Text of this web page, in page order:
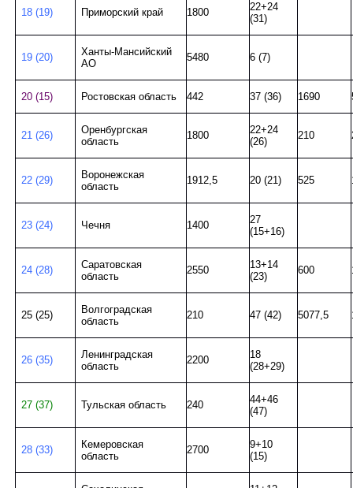
18 (19) Приморский край 1800
22+24
(31)
19 (20)
Ханты-Мансийский
АО
5480 6 (7)
20 (15) Ростовская область 442 37 (36) 1690
21 (26)
Оренбургская
область
1800
22+24
(26)
210
22 (29)
Воронежская
область
1912,5 20 (21) 525
23 (24) Чечня 1400
27
(15+16)
24 (28)
Саратовская
область
2550
13+14
(23)
600
25 (25)
Волгоградская
область
210 47 (42) 5077,5
26 (35)
Ленинградская
область
2200
18
(28+29)
27 (37) Тульская область 240
44+46
(47)
28 (33)
Кемеровская
область
2700
9+10
(15)